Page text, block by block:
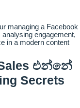
එන්නේ
Secrets